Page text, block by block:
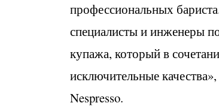
профессиональных
специалисты и инженеры
купажа, который в
исключительные
Nespresso.